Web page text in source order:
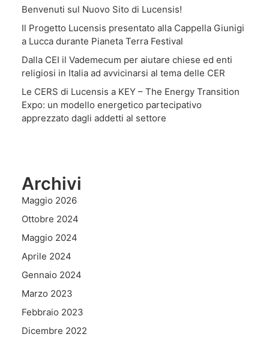
Benvenuti sul Nuovo Sito di Lucensis!
Il Progetto Lucensis presentato alla Cappella Giunigi
a Lucca durante Pianeta Terra Festival
Dalla CEI il Vademecum per aiutare chiese ed enti
religiosi in Italia ad avvicinarsi al tema delle CER
Le CERS di Lucensis a KEY – The Energy Transition
Expo: un modello energetico partecipativo
apprezzato dagli addetti al settore
Archivi
Maggio 2026
Ottobre 2024
Maggio 2024
Aprile 2024
Gennaio 2024
Marzo 2023
Febbraio 2023
Dicembre 2022